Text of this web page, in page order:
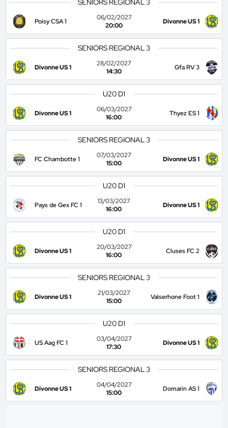
SENIORS REGIONAL 3
Poisy CSA 1
06/02/2027
20:00
Divonne US 1
SENIORS REGIONAL 3
Divonne US 1
28/02/2027
14:30
Gfa RV 3
U20 D1
Divonne US 1
06/03/2027
16:00
Thyez ES 1
SENIORS REGIONAL 3
FC Chambotte 1
07/03/2027
15:00
Divonne US 1
U20 D1
Pays de Gex FC 1
13/03/2027
16:00
Divonne US 1
U20 D1
Divonne US 1
20/03/2027
16:00
Cluses FC 2
SENIORS REGIONAL 3
Divonne US 1
21/03/2027
15:00
Valserhone Foot 1
U20 D1
US Aag FC 1
03/04/2027
17:30
Divonne US 1
SENIORS REGIONAL 3
Divonne US 1
04/04/2027
15:00
Domarin AS 1